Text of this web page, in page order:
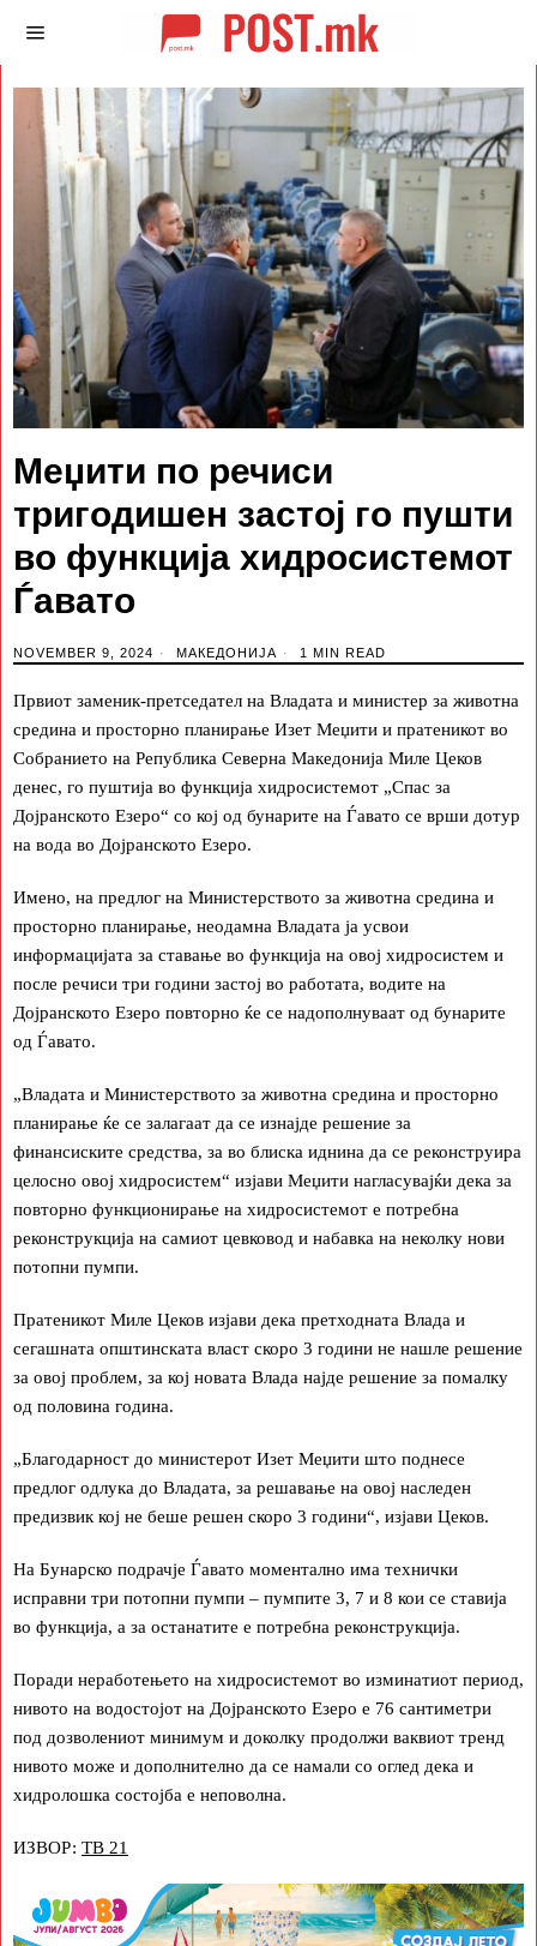
Меџити по речиси
тригодишен застој го пушти
во функција хидросистемот
Ѓавато
NOVEMBER 9, 2024 МАКЕДОНИЈА 1 MIN READ
Првиот заменик-претседател на Владата и министер за животна
средина и просторно планирање Изет Меџити и пратеникот во
Собранието на Република Северна Македонија Миле Цеков
денес, го пуштија во функција хидросистемот „Спас за
Дојранското Езеро“ со кој од бунарите на Ѓавато се врши дотур
на вода во Дојранското Езеро.
Имено, на предлог на Министерството за животна средина и
просторно планирање, неодамна Владата ја усвои
информацијата за ставање во функција на овој хидросистем и
после речиси три години застој во работата, водите на
Дојранското Езеро повторно ќе се надополнуваат од бунарите
од Ѓавато.
„Владата и Министерството за животна средина и просторно
планирање ќе се залагаат да се изнајде решение за
финансиските средства, за во блиска иднина да се реконструира
целосно овој хидросистем“ изјави Меџити нагласувајќи дека за
повторно функционирање на хидросистемот е потребна
реконструкција на самиот цевковод и набавка на неколку нови
потопни пумпи.
Пратеникот Миле Цеков изјави дека претходната Влада и
сегашната општинската власт скоро 3 години не нашле решение
за овој проблем, за кој новата Влада најде решение за помалку
од половина година.
„Благодарност до министерот Изет Меџити што поднесе
предлог одлука до Владата, за решавање на овој наследен
предизвик кој не беше решен скоро 3 години“, изјави Цеков.
На Бунарско подрачје Ѓавато моментално има технички
исправни три потопни пумпи – пумпите 3, 7 и 8 кои се ставија
во функција, а за останатите е потребна реконструкција.
Поради неработењето на хидросистемот во изминатиот период,
нивото на водостојот на Дојранското Езеро е 76 сантиметри
под дозволениот минимум и доколку продолжи ваквиот тренд
нивото може и дополнително да се намали со оглед дека и
хидролошка состојба е неповолна.
ИЗВОР: ТВ 21